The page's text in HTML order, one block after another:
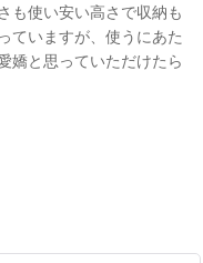
も使い安い高さで収納も
ていますが、使うにあた
嬌と思っていただけたら